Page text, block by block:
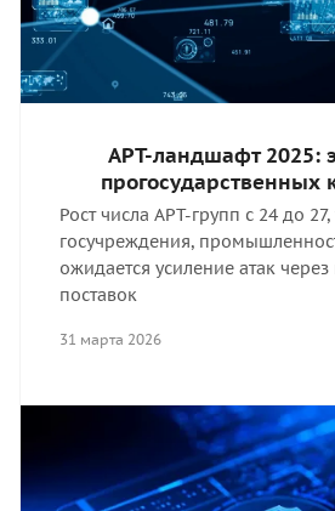
APT-ландшафт 2025:
прогосударственных
Рост числа APT-групп с 24 до
госучреждения,
ожидается усиление атак
поставок
31 марта 2026